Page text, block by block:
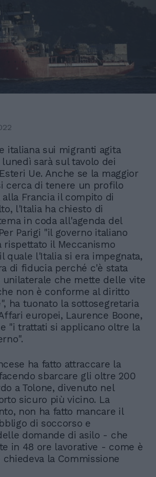
italiana sui migranti agita
lunedì sarà sul tavolo dei
Ue. Anche se la maggior
cerca di tenere un profilo
alla Francia il compito di
l'Italia ha chiesto di
in coda all'agenda del
Parigi "il governo italiano
rispettato il Meccanismo
quale l'Italia si era impegnata,
di fiducia perché c'è stata
unilaterale che mette delle vite
non è conforme al diritto
ha tuonato la sottosegretaria
europei, Laurence Boone,
"i trattati si applicano oltre la
ha fatto attraccare la
sbarcare gli oltre 200
a Tolone, divenuto nel
sicuro più vicino. La
non ha fatto mancare il
di soccorso e
domande di asilo - che
in 48 ore lavorative - come è
la Commissione